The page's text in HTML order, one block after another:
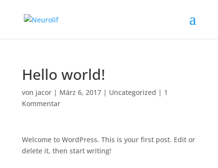
Hello world!
von jacor| März 6, 2017| Uncategorized | 1
Kommentar
Welcome to WordPress. This is your first post. Edit or
delete it, then start writing!